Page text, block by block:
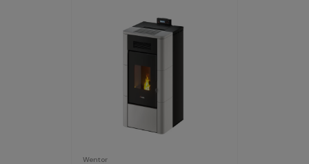
Wentor